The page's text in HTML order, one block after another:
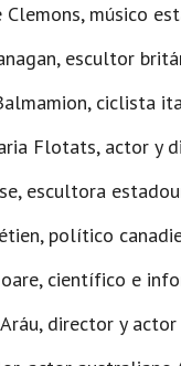
Clemons, músico
escultor
ciclista
Flotats, actor y
escultora
político
científico e
director y actor